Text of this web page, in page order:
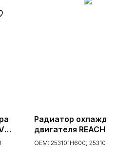
Радиатор
двигателя REACH
CEE'D; 2008-2012
OEM: 253101H600;